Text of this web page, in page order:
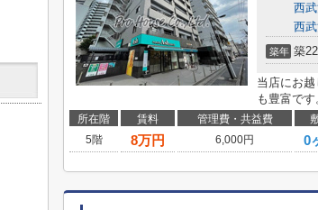
西
西
築年 築
当店にお
も豊富で
所在階 賃料 管理費・共益費
5階
8万円 6,000円 0